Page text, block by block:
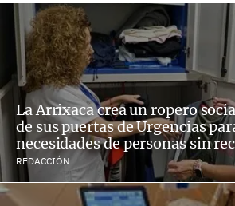
La Arrixaca crea un ropero
de sus puertas de Urgencias
necesidades de personas sin
REDACCIÓN